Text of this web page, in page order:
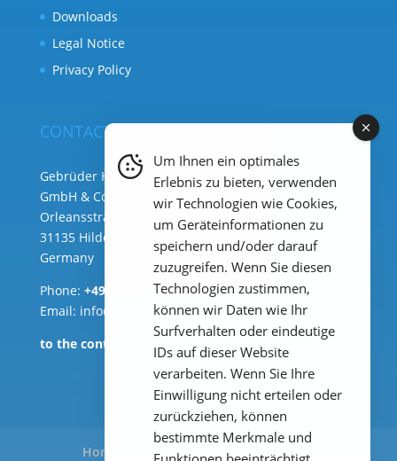
Downloads
Legal Notice
Privacy Policy
CONTACT
Gebrüder Heyl Analysentechnik
GmbH & Co. KG ( HQ )
Orleansstraße 75b
31135 Hildesheim
Germany
Phone: +49 (0) 51 21 289 33 – 0
Email: info@heylanalysis.de
to the contact-form
Home Products Applications
Um Ihnen ein optimales
Erlebnis zu bieten, verwenden
wir Technologien wie Cookies,
um Geräteinformationen zu
speichern und/oder darauf
zuzugreifen. Wenn Sie diesen
Technologien zustimmen,
können wir Daten wie Ihr
Surfverhalten oder eindeutige
IDs auf dieser Website
verarbeiten. Wenn Sie Ihre
Einwilligung nicht erteilen oder
zurückziehen, können
bestimmte Merkmale und